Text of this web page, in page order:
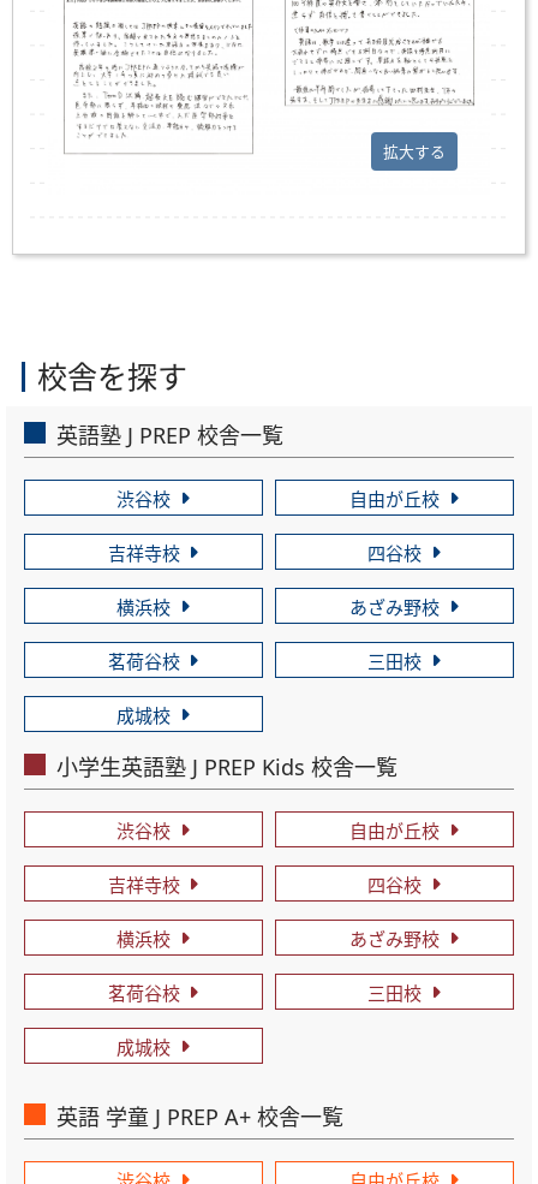
拡大する
校舎を探す
英語塾 J PREP 校舎一覧
渋谷校 自由が丘校
吉祥寺校 四谷校
横浜校 あざみ野校
茗荷谷校 三田校
成城校
小学生英語塾 J PREP Kids 校舎一覧
渋谷校 自由が丘校
吉祥寺校 四谷校
横浜校 あざみ野校
茗荷谷校 三田校
成城校
英語 学童 J PREP A+ 校舎一覧